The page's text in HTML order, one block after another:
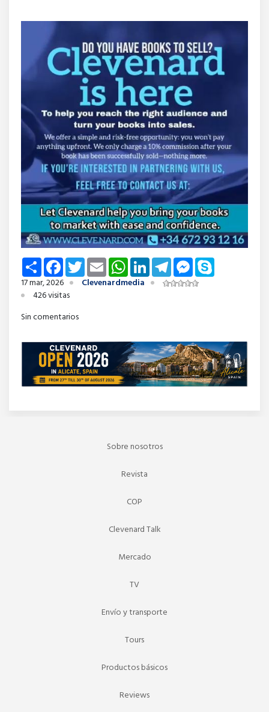
Share FacebookTwitterEmail WhatsAppLinkedInTelegramMessenger
17 mar, 2026
Clevenardmedia
426 visitas
Sin comentarios
Sobre nosotros
Revista
COP
Clevenard Talk
Mercado
TV
Envío y transporte
Tours
Productos básicos
Reviews